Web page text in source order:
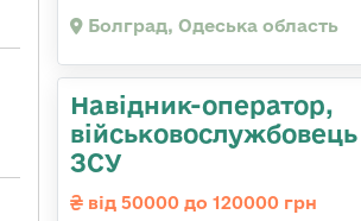
Болград, Одеська область
Навідник-оператор,
ЗСУ
від 50000 до 120000 грн